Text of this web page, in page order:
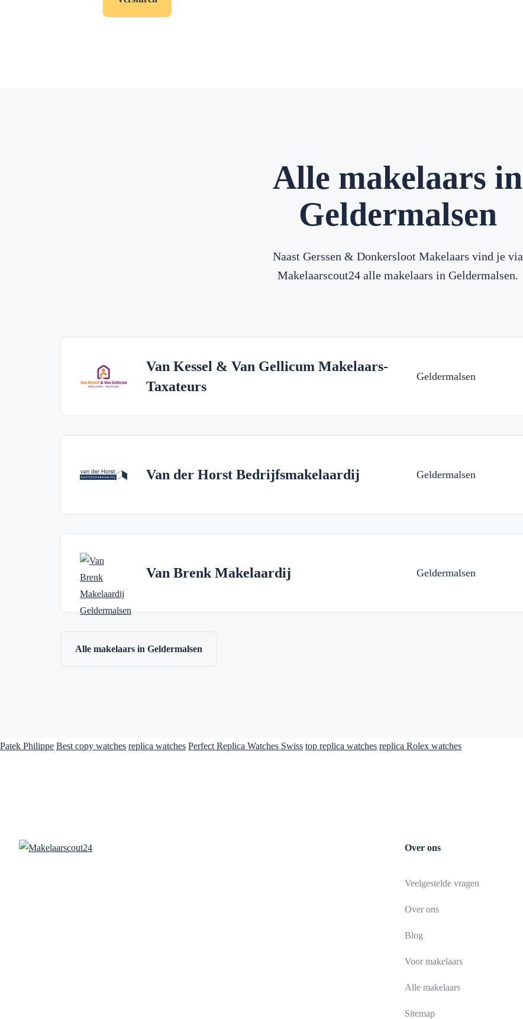
Alle makelaars in
Geldermalsen
Naast Gerssen & Donkersloot Makelaars vind je via
Makelaarscout24 alle makelaars in Geldermalsen.
Van Kessel & Van Gellicum Makelaars-
Taxateurs
Geldermalsen
Van der Horst Bedrijfsmakelaardij Geldermalsen
Van Brenk Makelaardij Geldermalsen
Alle makelaars in Geldermalsen
Patek Philippe Best copy watches replica watches Perfect Replica Watches Swiss top replica watches replica Rolex watches
Over ons
Veelgestelde vragen
Over ons
Blog
Voor makelaars
Alle makelaars
Sitemap